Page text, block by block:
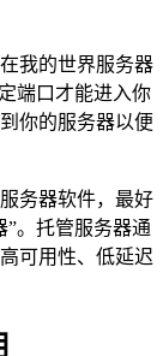
我的世界服务器
端口才能进入你
你的服务器以便
务器软件，最好
”。托管服务器通
可用性、低延迟